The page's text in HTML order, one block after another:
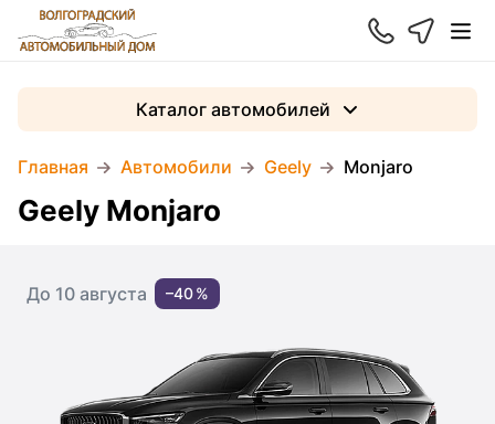
Главная Автомобили Geely Monjaro
Каталог автомобилей
Geely Monjaro
До 10 августа –40 %